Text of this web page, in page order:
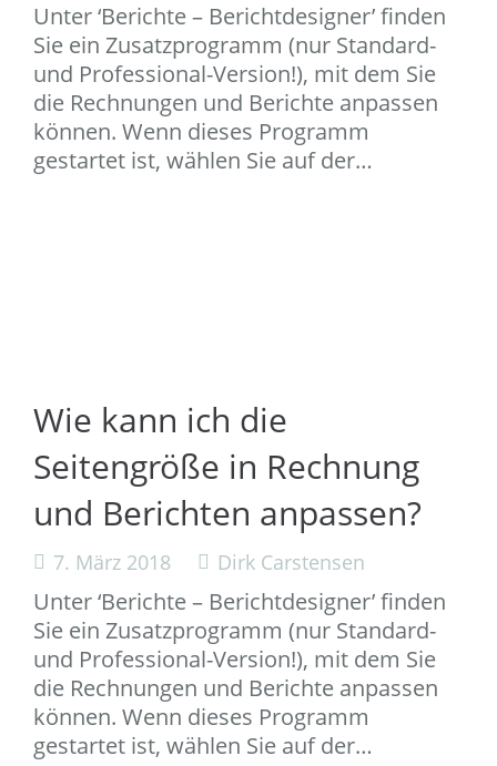
Unter ‘Berichte – Berichtdesigner’ finden
Sie ein Zusatzprogramm (nur Standard-
und Professional-Version!), mit dem Sie
die Rechnungen und Berichte anpassen
können. Wenn dieses Programm
gestartet ist, wählen Sie auf der…
Wie kann ich die
Seitengröße in Rechnung
und Berichten anpassen?
7. März 2018 Dirk Carstensen
Unter ‘Berichte – Berichtdesigner’ finden
Sie ein Zusatzprogramm (nur Standard-
und Professional-Version!), mit dem Sie
die Rechnungen und Berichte anpassen
können. Wenn dieses Programm
gestartet ist, wählen Sie auf der…